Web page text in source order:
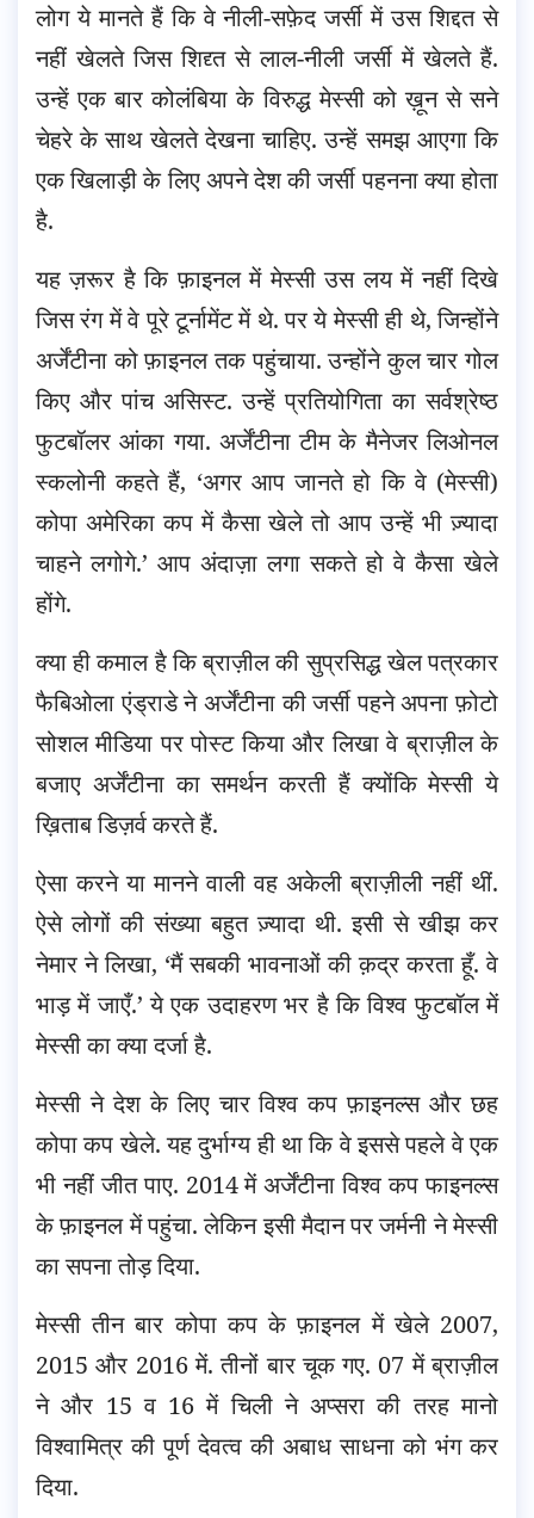
लोग ये मानते हैं कि वे नीली-सफ़ेद जर्सी में उस शिद्दत से
नहीं खेलते जिस शिद्द्त से लाल-नीली जर्सी में खेलते हैं.
उन्हें एक बार कोलंबिया के विरुद्ध मेस्सी को ख़ून से सने
चेहरे के साथ खेलते देखना चाहिए. उन्हें समझ आएगा कि
एक खिलाड़ी के लिए अपने देश की जर्सी पहनना क्या होता
है.
यह ज़रूर है कि फ़ाइनल में मेस्सी उस लय में नहीं दिखे
जिस रंग में वे पूरे टूर्नामेंट में थे. पर ये मेस्सी ही थे, जिन्होंने
अर्जेंटीना को फ़ाइनल तक पहुंचाया. उन्होंने कुल चार गोल
किए और पांच असिस्ट. उन्हें प्रतियोगिता का सर्वश्रेष्ठ
फुटबॉलर आंका गया. अर्जेंटीना टीम के मैनेजर लिओनल
स्कलोनी कहते हैं, ‘अगर आप जानते हो कि वे (मेस्सी)
कोपा अमेरिका कप में कैसा खेले तो आप उन्हें भी ज़्यादा
चाहने लगोगे.’ आप अंदाज़ा लगा सकते हो वे कैसा खेले
होंगे.
क्या ही कमाल है कि ब्राज़ील की सुप्रसिद्ध खेल पत्रकार
फैबिओला एंड्राडे ने अर्जेंटीना की जर्सी पहने अपना फ़ोटो
सोशल मीडिया पर पोस्ट किया और लिखा वे ब्राज़ील के
बजाए अर्जेंटीना का समर्थन करती हैं क्योंकि मेस्सी ये
ख़िताब डिज़र्व करते हैं.
ऐसा करने या मानने वाली वह अकेली ब्राज़ीली नहीं थीं.
ऐसे लोगों की संख्या बहुत ज़्यादा थी. इसी से खीझ कर
नेमार ने लिखा, ‘मैं सबकी भावनाओं की क़द्र करता हूँ. वे
भाड़ में जाएँ.’ ये एक उदाहरण भर है कि विश्व फुटबॉल में
मेस्सी का क्या दर्जा है.
मेस्सी ने देश के लिए चार विश्व कप फ़ाइनल्स और छह
कोपा कप खेले. यह दुर्भाग्य ही था कि वे इससे पहले वे एक
भी नहीं जीत पाए. 2014 में अर्जेंटीना विश्व कप फाइनल्स
के फ़ाइनल में पहुंचा. लेकिन इसी मैदान पर जर्मनी ने मेस्सी
का सपना तोड़ दिया.
मेस्सी तीन बार कोपा कप के फ़ाइनल में खेले 2007,
2015 और 2016 में. तीनों बार चूक गए. 07 में ब्राज़ील
ने और 15 व 16 में चिली ने अप्सरा की तरह मानो
विश्वामित्र की पूर्ण देवत्व की अबाध साधना को भंग कर
दिया.